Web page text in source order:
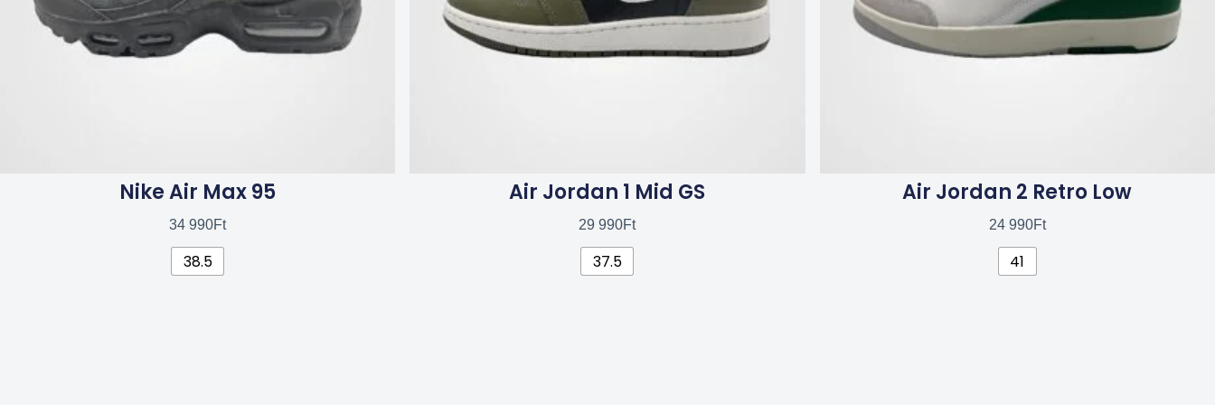
Nike Air Max 95
34 990Ft
termékoldalon
választhatók
38.5
Air Jordan 1 Mid GS
29 990Ft
termékoldalon
választhatók
ki
37.5
Air Jordan 2 Retro Low
24 990Ft
termékoldalon
választhatók
ki
41